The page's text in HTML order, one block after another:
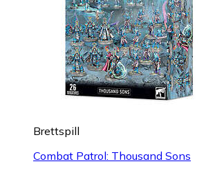
Brettspill
Combat Patrol: Thousand Sons